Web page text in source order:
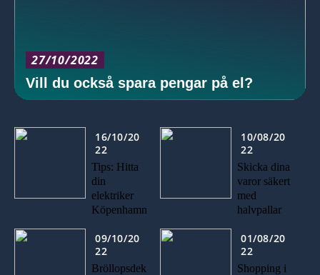
27/10/2022
Vill du också spara pengar på el?
16/10/20
22
Tips: Hitta
din
elektriker
Köpenhamn
09/10/20
22
Bröllopsdek
10/08/20
22
Skicka dina
varor säkert
med
halvpallar
01/08/20
22
Shopping i